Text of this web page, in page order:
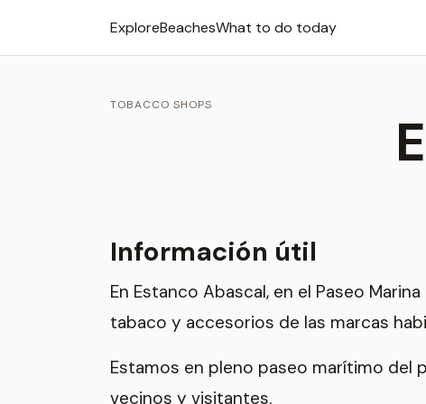
ExploreBeachesWhat to do today
TOBACCO SHOPS
Información útil
En Estanco Abascal, en el Paseo
tabaco y accesorios de las marcas
Estamos en pleno paseo marítimo del
vecinos y visitantes.